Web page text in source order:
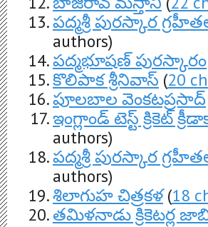
పద్మశ్రీ పురస్కార
authors)
పద్మభూషణ్ పురస్కారం
కొలిపాక శ్రీనివాస్ (20
పూలబాల వెంకటప్రసాద్
ఇంగ్లాండ్ టెస్ట్ క్రికెట్
authors)
పద్మశ్రీ పురస్కార
authors)
శిలాగుహ చిత్రకళ (18
తమిళనాడు క్రికెటర్ల